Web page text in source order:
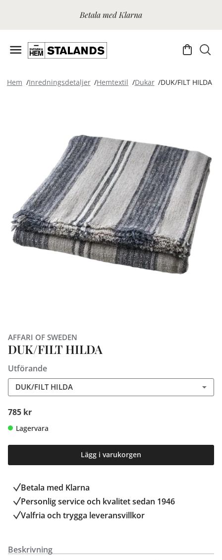
Betala med Klarna
Hem Inredningsdetaljer Hemtextil Dukar DUK/FILT HILDA
AFFARI OF SWEDEN
DUK/FILT HILDA
Utförande
DUK/FILT HILDA
785 kr
Lagervara
Lägg i varukorgen
Betala med Klarna
Personlig service och kvalitet sedan 1946
Valfria och trygga leveransvillkor
Beskrivning